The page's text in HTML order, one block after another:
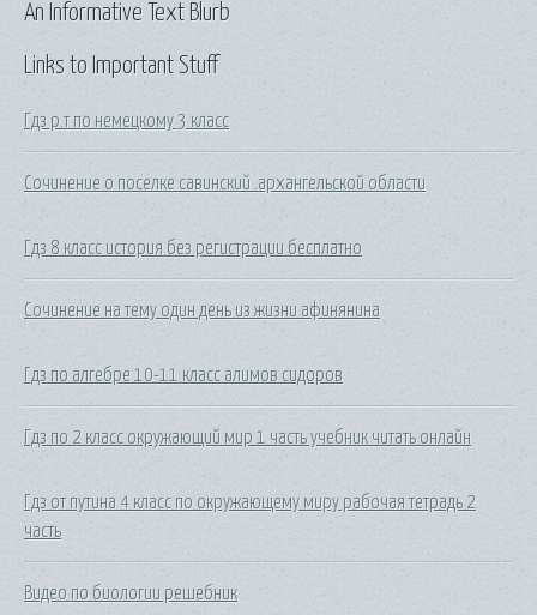
Links to Important Stuff
Гдз р.т по немецкому 3 класс
Сочинение о поселке савинский .архангельской области
Гдз 8 класс история без регистрации бесплатно
Сочинение на тему один день из жизни афинянина
Гдз по алгебре 10-11 класс алимов сидоров
Гдз по 2 класс окружающий мир 1 часть учебник читать онлайн
Гдз от путина 4 класс по окружающему миру рабочая тетрадь 2
часть
Видео по биологии решебник
An Informative Text Blurb